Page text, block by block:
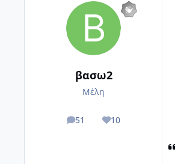
βασω2
Μέλη
51
posts 10
Reputation